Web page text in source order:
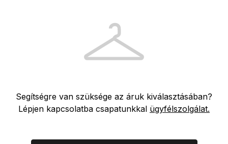
Segítségre van szüksége az áruk kiválasztásában?
Lépjen kapcsolatba csapatunkkal ügyfélszolgálat.